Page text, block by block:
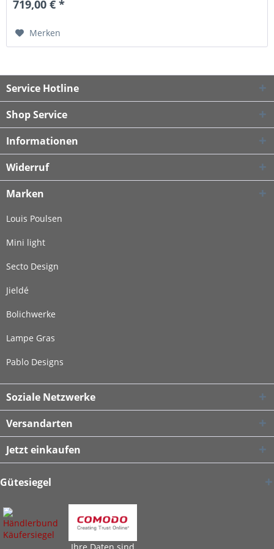
719,00 € *
Merken
Service Hotline
Shop Service
Informationen
Widerruf
Marken
Louis Poulsen
Mini light
Secto Design
Jieldé
Bolichwerke
Lampe Gras
Pablo Designs
Soziale Netzwerke
Versandarten
Jetzt einkaufen
Gütesiegel